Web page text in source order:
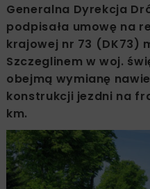
Generalna Dyrekcja
podpisała umowę na
krajowej nr 73 (DK73)
Szczeglinem w woj.
obejmą wymianę
konstrukcji jezdni na
km.